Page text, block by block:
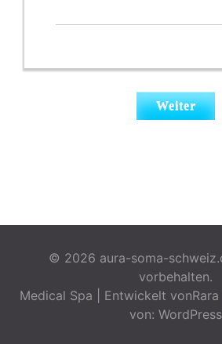
© 2026 aura-soma-
vorbehalten.
Medical Spa | Entwickelt von
von: WordPress